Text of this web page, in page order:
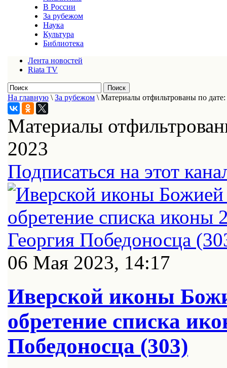
В России
За рубежом
Наука
Культура
Библиотека
Лента новостей
Riata TV
На главную \ За рубежом \ Материалы отфильтрованы по
Материалы
2023
Подписаться на этот
06 Мая 2023, 14:17
Иверской иконы
обретение списка
Победоносца (303)